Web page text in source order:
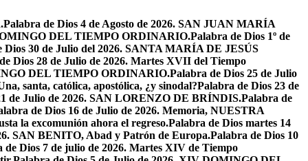
Palabra de Dios 4 de Agosto de 2026. SAN JUAN MARÍA
DEL TIEMPO ORDINARIO.Palabra de Dios 1º de
Dios 30 de Julio del 2026. SANTA MARÍA DE JESÚS
Dios 28 de Julio de 2026. Martes XVII del Tiempo
DEL TIEMPO ORDINARIO.Palabra de Dios 25 de Julio
santa, católica, apostólica, ¿y sinodal?Palabra de Dios 23 de
de Julio de 2026. SAN LORENZO DE BRÍNDIS.Palabra de
de Dios 16 de Julio de 2026. Memoria, NUESTRA
la excomunión ahora el regreso.Palabra de Dios martes 14
SAN BENITO, Abad y Patrón de Europa.Palabra de Dios 10
de Dios 7 de julio de 2026. Martes XIV de Tiempo